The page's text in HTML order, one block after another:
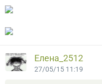
Елена_2512
27/05/15 11:19